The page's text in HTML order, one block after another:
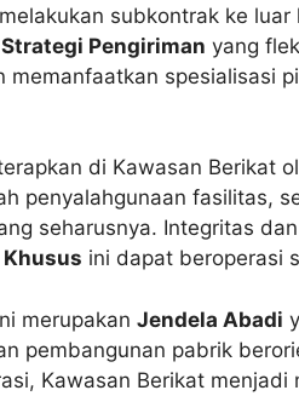
subkontrak ke
Strategi Pengiriman yang
memanfaatkan spesialisasi
di Kawasan Berikat
penyalahgunaan fasilitas,
seharusnya. Integritas
ini dapat beroperasi
merupakan Jendela Abadi
pembangunan pabrik
Kawasan Berikat menjadi